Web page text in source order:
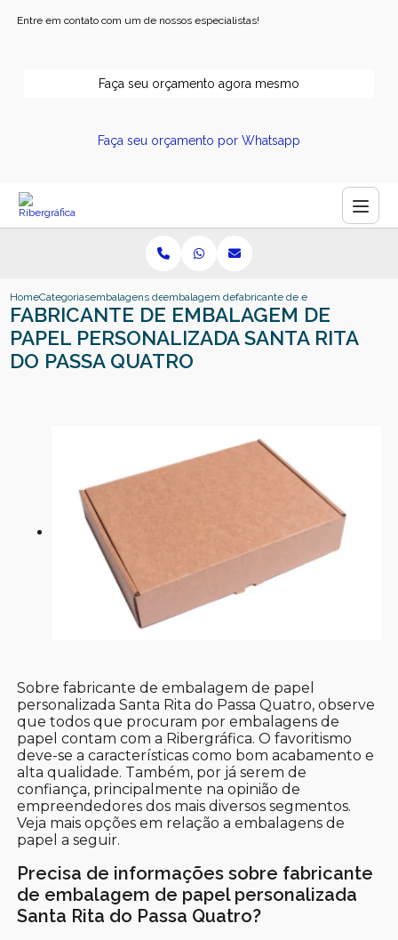
Entre em contato com um de nossos especialistas!
Faça seu orçamento agora mesmo
Faça seu orçamento por Whatsapp
HomeCategoriasembalagens de papelembalagem de papel ribeirao preto
fabricante de embalagem de
FABRICANTE DE EMBALAGEM DE
PAPEL PERSONALIZADA SANTA RITA
DO PASSA QUATRO
Sobre fabricante de embalagem de papel
personalizada Santa Rita do Passa Quatro, observe
que todos que procuram por embalagens de
papel contam com a Ribergráfica. O favoritismo
deve-se a características como bom acabamento e
alta qualidade. Também, por já serem de
confiança, principalmente na opinião de
empreendedores dos mais diversos segmentos.
Veja mais opções em relação a embalagens de
papel a seguir.
Precisa de informações sobre fabricante
de embalagem de papel personalizada
Santa Rita do Passa Quatro?